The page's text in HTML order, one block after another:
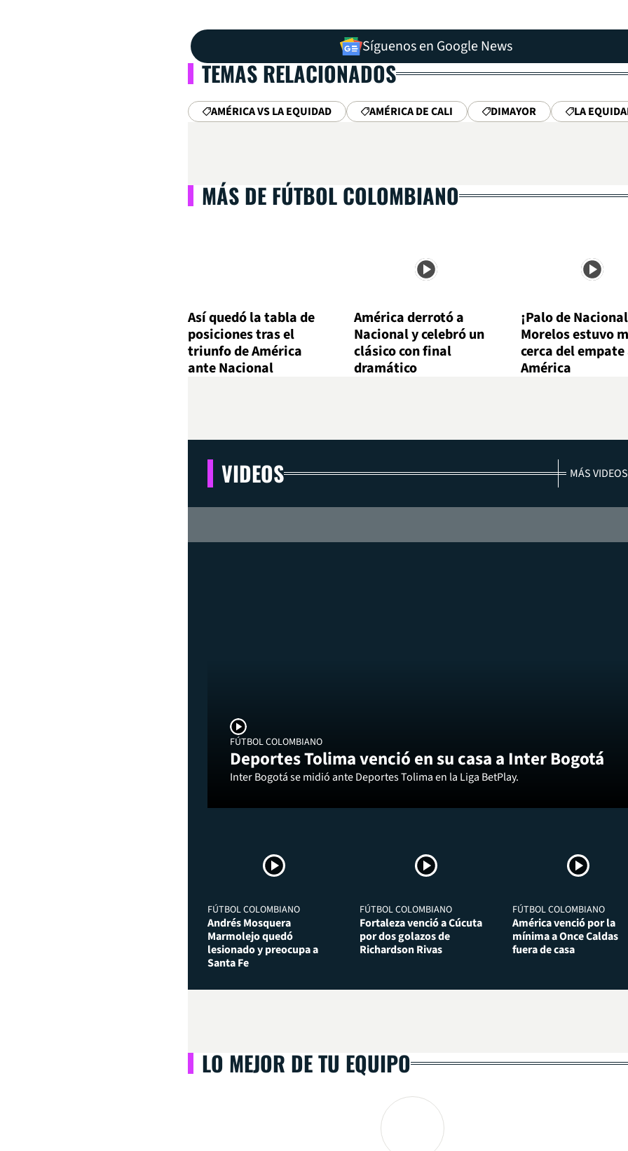
Síguenos en Google News
TEMAS RELACIONADOS
AMÉRICA VS LA EQUIDAD AMÉRICA DE CALI DIMAYOR LA
MÁS DE FÚTBOL COLOMBIANO
Así quedó la tabla de
posiciones tras el
triunfo de América
ante Nacional
América derrotó a
Nacional y celebró un
clásico con final
dramático
¡Palo de
Morelos estuvo
cerca del
América
VIDEOS MÁS VIDEOS
FÚTBOL COLOMBIANO
Deportes Tolima venció en su casa a Inter Bogotá
Inter Bogotá se midió ante Deportes Tolima en la Liga BetPlay.
FÚTBOL COLOMBIANO
Andrés Mosquera
Marmolejo quedó
lesionado y preocupa a
Santa Fe
FÚTBOL COLOMBIANO
Fortaleza venció a Cúcuta
por dos golazos de
Richardson Rivas
FÚTBOL COLOMBIANO
América venció por la
mínima a Once Caldas
fuera de casa
LO MEJOR DE TU EQUIPO